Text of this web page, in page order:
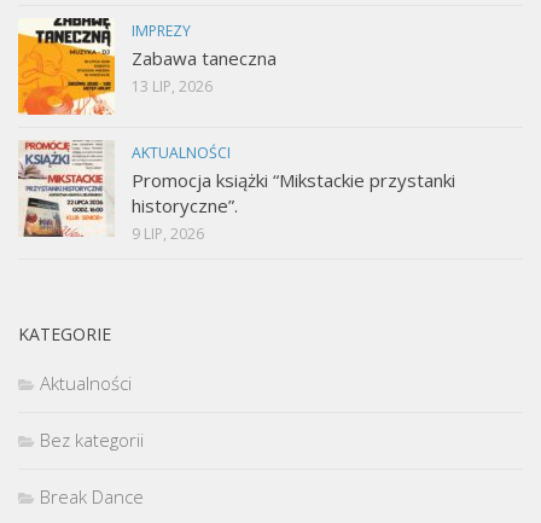
IMPREZY
Zabawa taneczna
13 LIP, 2026
AKTUALNOŚCI
Promocja książki “Mikstackie przystanki
historyczne”.
9 LIP, 2026
KATEGORIE
Aktualności
Bez kategorii
Break Dance